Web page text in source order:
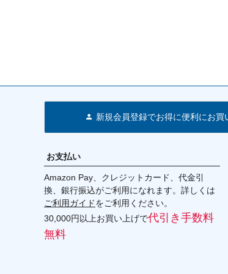
新規会員登録でお得に便利にお買
お支払い
Amazon Pay、クレジットカード、代金引
換、銀行振込がご利用になれます。詳しくは
ご利用ガイドをご利用ください。
30,000円以上お買い上げで代引き手数料
無料